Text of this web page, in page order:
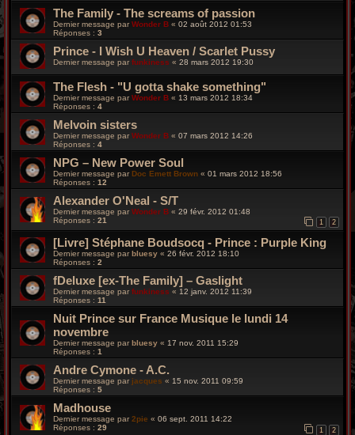
The Family - The screams of passion
Dernier message parWonder B « 02 août 2012 01:53
Réponses : 3
Prince - I Wish U Heaven / Scarlet Pussy
Dernier message par funkiness « 28 mars 2012 19:30
The Flesh - "U gotta shake something"
Dernier message parWonder B « 13 mars 2012 18:34
Réponses : 4
Melvoin sisters
Dernier message par Wonder B « 07 mars 2012 14:26
Réponses : 4
NPG – New Power Soul
Dernier message parDoc Emett Brown « 01 mars 2012 18:56
Réponses : 12
Alexander O'Neal - S/T
Dernier message par Wonder B « 29 févr. 2012 01:48
Réponses : 21 1 2
[Livre] Stéphane Boudsocq - Prince : Purple King
Dernier message parbluesy « 26 févr. 2012 18:10
Réponses : 2
fDeluxe [ex-The Family] – Gaslight
Dernier message par funkiness « 12 janv. 2012 11:39
Réponses : 11
Nuit Prince sur France Musique le lundi 14
novembre
Dernier message par bluesy « 17 nov. 2011 15:29
Réponses : 1
Andre Cymone - A.C.
Dernier message par jacques « 15 nov. 2011 09:59
Réponses : 5
Madhouse
Dernier message par2pie « 06 sept. 2011 14:22
Réponses : 29 1 2